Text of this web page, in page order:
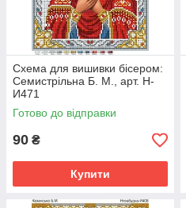
Схема для вишивки бісером:
Семистрільна Б. М., арт. Н-
И471
Готово до відправки
90 ₴
Купити